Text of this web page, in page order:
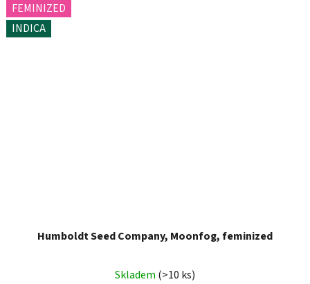
FEMINIZED
INDICA
Humboldt Seed Company, Moonfog, feminized
Skladem (>10 ks)